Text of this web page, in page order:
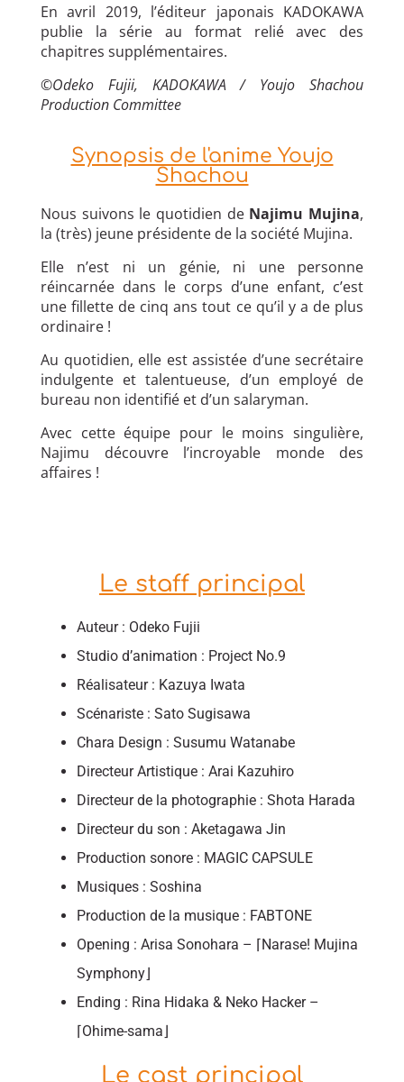
En avril 2019, l’éditeur japonais KADOKAWA
publie la série au format relié avec des
chapitres supplémentaires.
©Odeko Fujii, KADOKAWA / Youjo Shachou
Production Committee
Synopsis de l'anime Youjo
Shachou
Nous suivons le quotidien de Najimu Mujina,
la (très) jeune présidente de la société Mujina.
Elle n’est ni un génie, ni une personne
réincarnée dans le corps d’une enfant, c’est
une fillette de cinq ans tout ce qu’il y a de plus
ordinaire !
Au quotidien, elle est assistée d’une secrétaire
indulgente et talentueuse, d’un employé de
bureau non identifié et d’un salaryman.
Avec cette équipe pour le moins singulière,
Najimu découvre l’incroyable monde des
affaires !
Le staff principal
Auteur : Odeko Fujii
Studio d’animation : Project No.9
Réalisateur : Kazuya Iwata
Scénariste : Sato Sugisawa
Chara Design : Susumu Watanabe
Directeur Artistique : Arai Kazuhiro
Directeur de la photographie : Shota Harada
Directeur du son : Aketagawa Jin
Production sonore : MAGIC CAPSULE
Musiques : Soshina
Production de la musique : FABTONE
Opening : Arisa Sonohara – ⌈Narase! Mujina
Symphony⌋
Ending : Rina Hidaka & Neko Hacker –
⌈Ohime-sama⌋
Le cast principal